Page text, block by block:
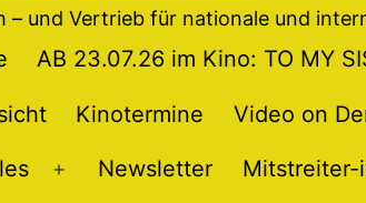
– und Vertrieb für nationale und
AB 23.07.26 im Kino: TO MY
Kinotermine Video on
Menü
Newsletter Mitstreiter-